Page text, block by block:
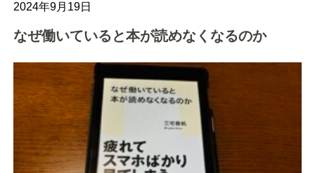
2024年9月19日
なぜ働いていると本が読めなくなるのか